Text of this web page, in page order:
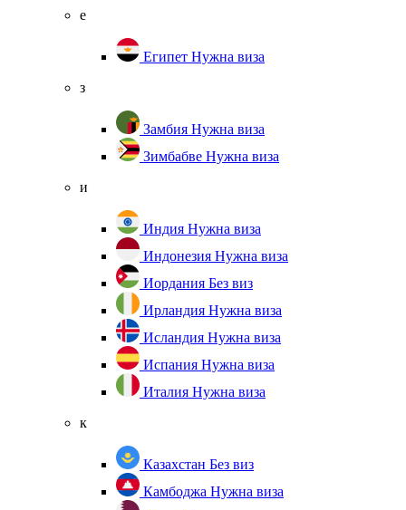
е
Египет Нужна виза
з
Замбия Нужна виза
Зимбабве Нужна виза
и
Индия Нужна виза
Индонезия Нужна виза
Иордания Без виз
Ирландия Нужна виза
Исландия Нужна виза
Испания Нужна виза
Италия Нужна виза
к
Казахстан Без виз
Камбоджа Нужна виза